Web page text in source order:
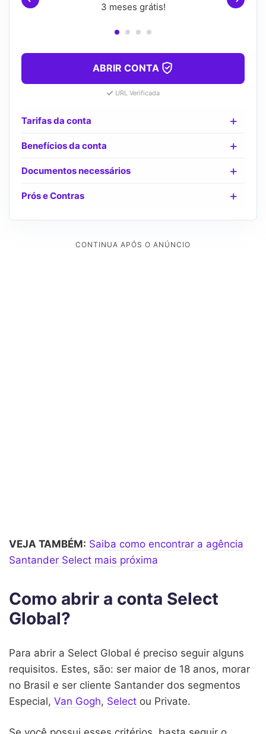
3 meses grátis!
ABRIR CONTA
URL Verificada
Tarifas da conta
Benefícios da conta
Documentos necessários
Prós e Contras
VEJA TAMBÉM: Saiba como encontrar a agência
Santander Select mais próxima
Como abrir a conta Select
Global?
Para abrir a Select Global é preciso seguir alguns
requisitos. Estes, são: ser maior de 18 anos, morar
no Brasil e ser cliente Santander dos segmentos
Especial, Van Gogh, Select ou Private.